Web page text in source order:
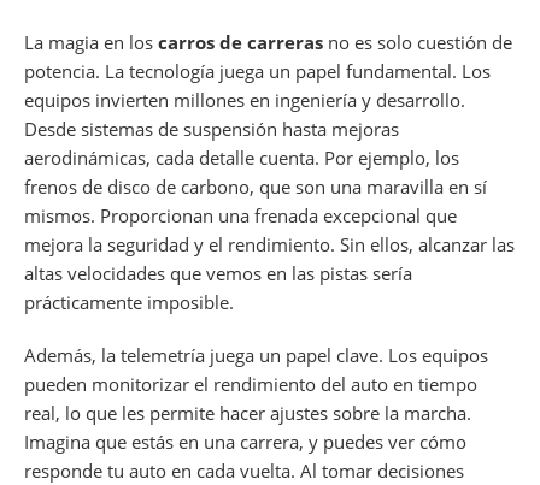
La magia en los carros de carreras no es solo cuestión de
potencia. La tecnología juega un papel fundamental. Los
equipos invierten millones en ingeniería y desarrollo.
Desde sistemas de suspensión hasta mejoras
aerodinámicas, cada detalle cuenta. Por ejemplo, los
frenos de disco de carbono, que son una maravilla en sí
mismos. Proporcionan una frenada excepcional que
mejora la seguridad y el rendimiento. Sin ellos, alcanzar las
altas velocidades que vemos en las pistas sería
prácticamente imposible.
Además, la telemetría juega un papel clave. Los equipos
pueden monitorizar el rendimiento del auto en tiempo
real, lo que les permite hacer ajustes sobre la marcha.
Imagina que estás en una carrera, y puedes ver cómo
responde tu auto en cada vuelta. Al tomar decisiones